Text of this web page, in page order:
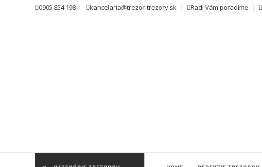
0905 854 198 kancelaria@trezor-trezory.sk Radi Vám poradíme